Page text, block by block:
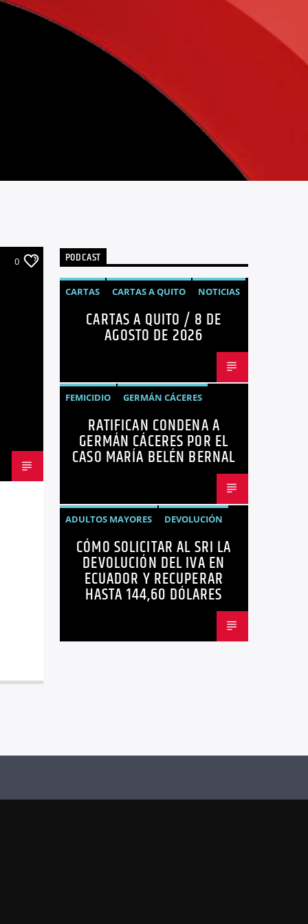
0 PODCAST
CARTAS CARTAS A QUITO
NOTICIAS
OPINIÓNCARTAS A QUITO / 8 DE
AGOSTO DE 2026
FEMICIDIO
GERMÁN CÁCERES
MARÍA BELÉN BERNAL
NOTICIAS
SEGURIDAD
RATIFICAN CONDENA A
GERMÁN CÁCERES POR EL
CASO MARÍA BELÉN BERNAL
ADULTOS MAYORES
DEVOLUCIÓN
ECUADOR
NEGOCIOS
NOTICIAS
PERSONAS CON DISCAPACIDAD
CÓMO SOLICITAR AL SRI LA
DEVOLUCIÓN DEL IVA EN
ECUADOR Y RECUPERAR
HASTA 144,60 DÓLARES